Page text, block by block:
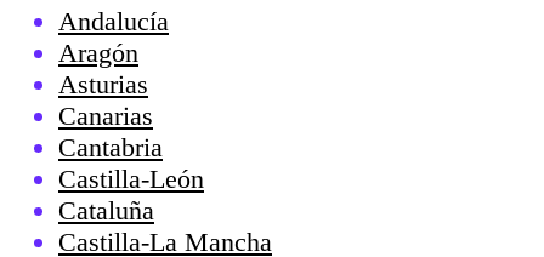
Andalucía
Aragón
Asturias
Canarias
Cantabria
Castilla-León
Cataluña
Castilla-La Mancha